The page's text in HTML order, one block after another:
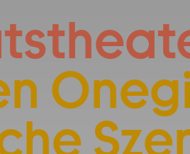
springen